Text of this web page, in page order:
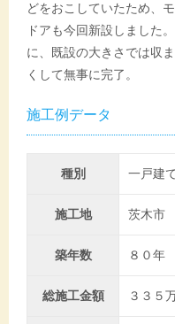
どをおこしていたため、
ドアも今回新設しました
に、既設の大きさでは収
くして無事に完了。
施工例データ
種別 一戸建て
施工地 茨木市
築年数 ８０年
総施工金額 ３３５